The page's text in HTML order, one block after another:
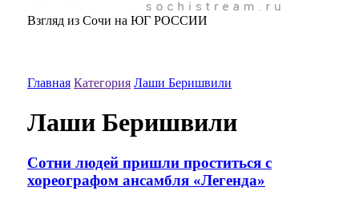
Взгляд из Сочи на ЮГ РОССИИ
Главная Категория Лаши Беришвили
Лаши Беришвили
Сотни людей пришли проститься с
хореографом ансамбля «Легенда»